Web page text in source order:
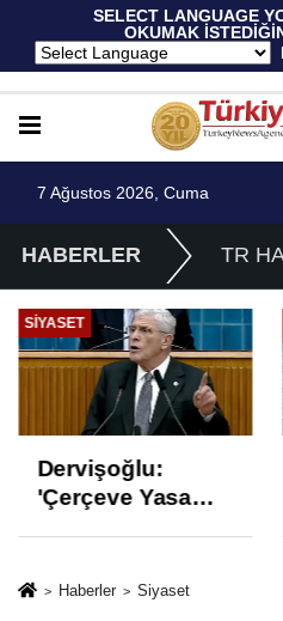
SELECT LANGUAGE
OKUMAK
7 Ağustos 2026, Cuma
HABERLER TR
SIYASET
Dervişoğlu:
'Çerçeve Yasa
ve İhanet
Haberler Siyaset